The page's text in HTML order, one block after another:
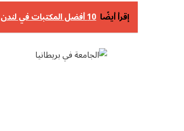
إقرأ أيضًا 10 أفضل المكتبات في لندن للطلاب والقراء والباحثين